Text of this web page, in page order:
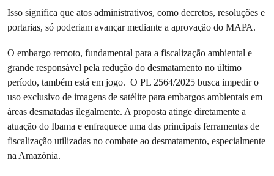
Isso significa que atos administrativos, como decretos, resoluções e
portarias, só poderiam avançar mediante a aprovação do MAPA.
O embargo remoto, fundamental para a fiscalização ambiental e
grande responsável pela redução do desmatamento no último
período, também está em jogo. O PL 2564/2025 busca impedir o
uso exclusivo de imagens de satélite para embargos ambientais em
áreas desmatadas ilegalmente. A proposta atinge diretamente a
atuação do Ibama e enfraquece uma das principais ferramentas de
fiscalização utilizadas no combate ao desmatamento, especialmente
na Amazônia.